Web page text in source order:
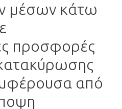
μέσων κάτω
προσφορές
κατακύρωσης
από